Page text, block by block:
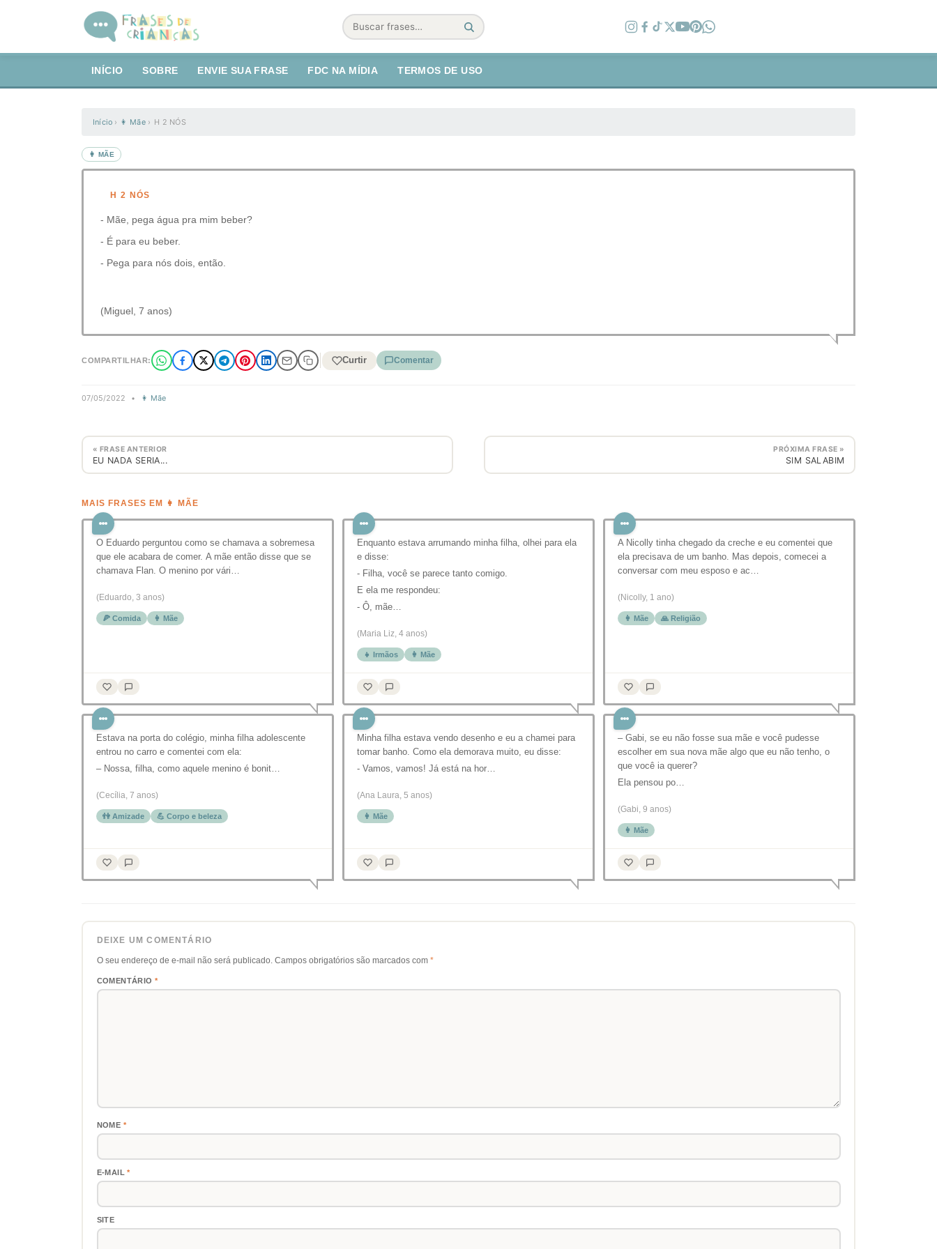
Buscar
INÍCIO SOBRE ENVIE SUA FRASE FDC NA MÍDIA TERMOS DE USO
Início › 👩 Mãe › ⁣⁣⁣⁣⁣⁣⁣⁣⁣⁣H 2 NÓS
👩 MÃE
⁣⁣⁣⁣⁣⁣⁣⁣⁣⁣H 2 NÓS
- Mãe, pega água pra mim beber?⠀
- É para eu beber.⠀
- Pega para nós dois, então.⠀
(Miguel, 7 anos)
COMPARTILHAR: Curtir Comentar
07/05/2022 • 👩 Mãe
« FRASE ANTERIOR
EU NADA SERIA...
PRÓXIMA FRASE »
⁣SIM SALABIM
MAIS FRASES EM 👩 MÃE
O Eduardo perguntou como se chamava a sobremesa
que ele acabara de comer. A mãe então disse que se
chamava Flan. O menino por vári…
(Eduardo, 3 anos)
🍕 Comida 👩 Mãe
Enquanto estava arrumando minha filha, olhei para ela
e disse:
- Filha, você se parece tanto comigo.
E ela me respondeu:
- Ô, mãe…
(Maria Liz, 4 anos)
👧 Irmãos 👩 Mãe
A Nicolly tinha chegado da creche e eu comentei que
ela precisava de um banho. Mas depois, comecei a
conversar com meu esposo e ac…
(Nicolly, 1 ano)
👩 Mãe 🙏 Religião
Estava na porta do colégio, minha filha adolescente
entrou no carro e comentei com ela:
– Nossa, filha, como aquele menino é bonit…
(Cecília, 7 anos)
👫 Amizade 💪 Corpo e beleza
Minha filha estava vendo desenho e eu a chamei para
tomar banho. Como ela demorava muito, eu disse:
- Vamos, vamos! Já está na hor…
(Ana Laura, 5 anos)
👩 Mãe
– Gabi, se eu não fosse sua mãe e você pudesse
escolher em sua nova mãe algo que eu não tenho, o
que você ia querer?
Ela pensou po…
(Gabi, 9 anos)
👩 Mãe
DEIXE UM COMENTÁRIO
O seu endereço de e-mail não será publicado. Campos obrigatórios são marcados com *
COMENTÁRIO *
NOME *
E-MAIL*
SITE